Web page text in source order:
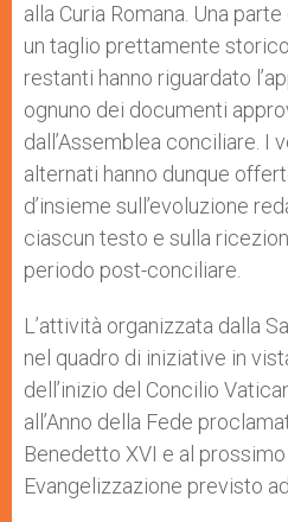
alla Curia Romana. Una
un taglio prettamente
restanti hanno riguardato
ognuno dei documenti
dall’Assemblea conciliare. I
alternati hanno dunque
d’insieme sull’evoluzione
ciascun testo e sulla
periodo post-conciliare.
L’attività organizzata dalla
nel quadro di iniziative in
dell’inizio del Concilio
all’Anno della Fede
Benedetto XVI e al
Evangelizzazione previsto